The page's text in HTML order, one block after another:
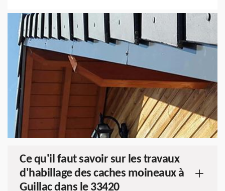
Ce qu'il faut savoir sur les travaux
d'habillage des caches moineaux à
Guillac dans le 33420